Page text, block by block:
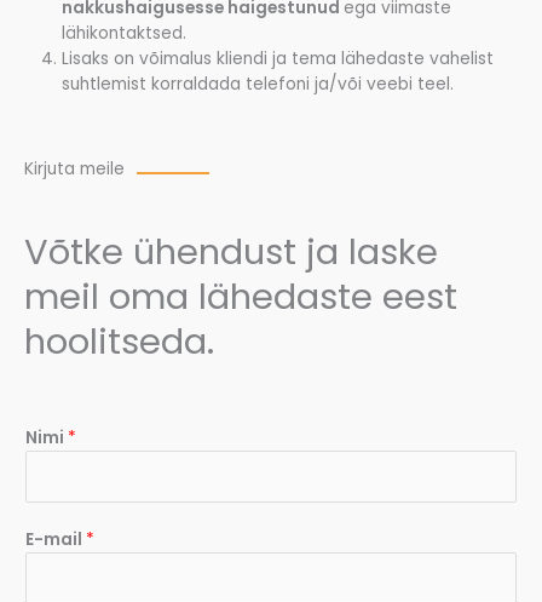
nakkushaigusesse haigestunud ega viimaste
lähikontaktsed.
Lisaks on võimalus kliendi ja tema lähedaste vahelist
suhtlemist korraldada telefoni ja/või veebi teel.
Kirjuta meile
Võtke ühendust ja laske
meil oma lähedaste eest
hoolitseda.
Nimi *
E-mail *